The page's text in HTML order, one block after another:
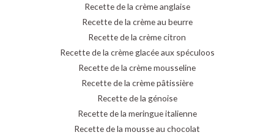
Recette de la crème anglaise
Recette de la crème au beurre
Recette de la crème citron
Recette de la crème glacée aux spéculoos
Recette de la crème mousseline
Recette de la crème pâtissière
Recette de la génoise
Recette de la meringue italienne
Recette de la mousse au chocolat